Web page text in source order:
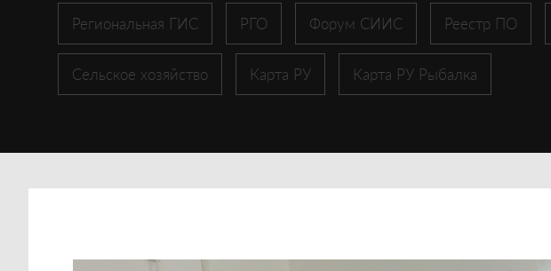
Региональная ГИС РГО Форум СИИС Реестр ПО
Сельское хозяйство Карта РУ Карта РУ Рыбалка